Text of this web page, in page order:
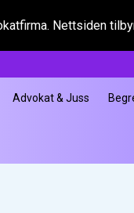
Nettsiden
Advokat & Juss